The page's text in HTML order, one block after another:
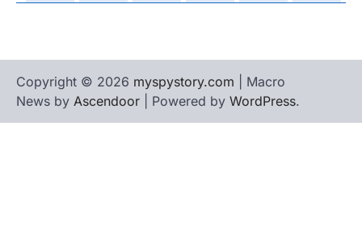
Copyright © 2026 myspystory.com | Macro
News by Ascendoor | Powered by WordPress.